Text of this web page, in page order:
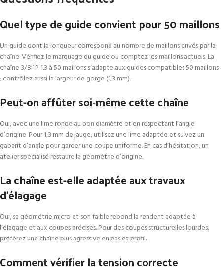
Quel type de guide convient pour 50 maillons
Un guide dont la longueur correspond au nombre de maillons drivés par la
chaîne. Vérifiez le marquage du guide ou comptez les maillons actuels. La
chaîne 3/8″ P 1.3 à 50 maillons s’adapte aux guides compatibles 50 maillons
; contrôlez aussi la largeur de gorge (1,3 mm).
Peut-on affûter soi‑même cette chaîne
Oui, avec une lime ronde au bon diamètre et en respectant l’angle
d’origine. Pour 1,3 mm de jauge, utilisez une lime adaptée et suivez un
gabarit d’angle pour garder une coupe uniforme. En cas d’hésitation, un
atelier spécialisé restaure la géométrie d’origine.
La chaîne est-elle adaptée aux travaux
d’élagage
Oui, sa géométrie micro et son faible rebond la rendent adaptée à
l’élagage et aux coupes précises. Pour des coupes structurelles lourdes,
préférez une chaîne plus agressive en pas et profil.
Comment vérifier la tension correcte